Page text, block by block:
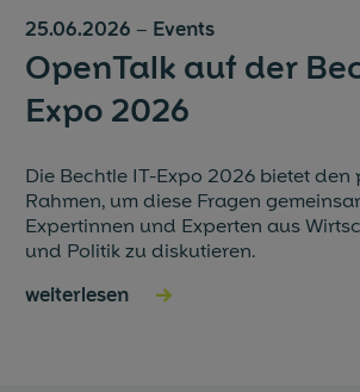
25.06.2026 – Events
OpenTalk auf der
Expo 2026
Die Bechtle IT-Expo 2026 bietet den
Rahmen, um diese Fragen
Expertinnen und Experten aus
und Politik zu diskutieren.
weiterlesen →